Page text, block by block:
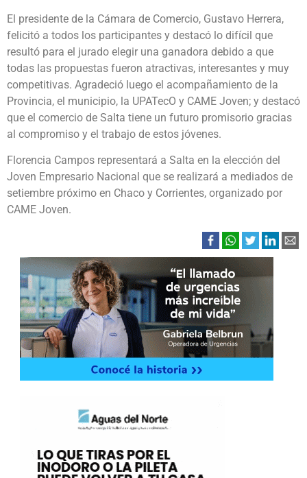
El presidente de la Cámara de Comercio, Gustavo Herrera,
felicitó a todos los participantes y destacó lo difícil que
resultó para el jurado elegir una ganadora debido a que
todas las propuestas fueron atractivas, interesantes y muy
competitivas. Agradeció luego el acompañamiento de la
Provincia, el municipio, la UPATecO y CAME Joven; y destacó
que el comercio de Salta tiene un futuro promisorio gracias
al compromiso y el trabajo de estos jóvenes.
Florencia Campos representará a Salta en la elección del
Joven Empresario Nacional que se realizará a mediados de
setiembre próximo en Chaco y Corrientes, organizado por
CAME Joven.